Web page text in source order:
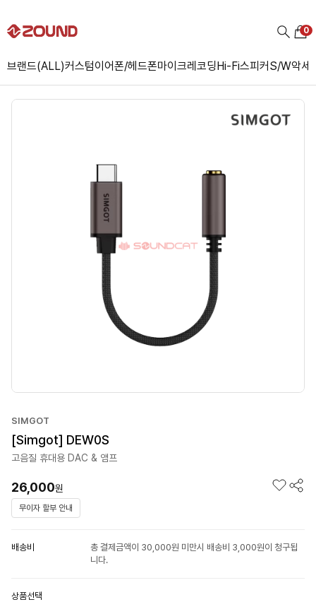
브랜드(ALL)커스텀이어폰/헤드폰마이크레코딩Hi-Fi스피커S/W악세
0
SIMGOT
[Simgot] DEW0S
고음질 휴대용 DAC & 앰프
26,000원
무이자 할부 안내
배송비
총 결제금액이 30,000원 미만시 배송비 3,000원이 청구됩
니다.
상품선택